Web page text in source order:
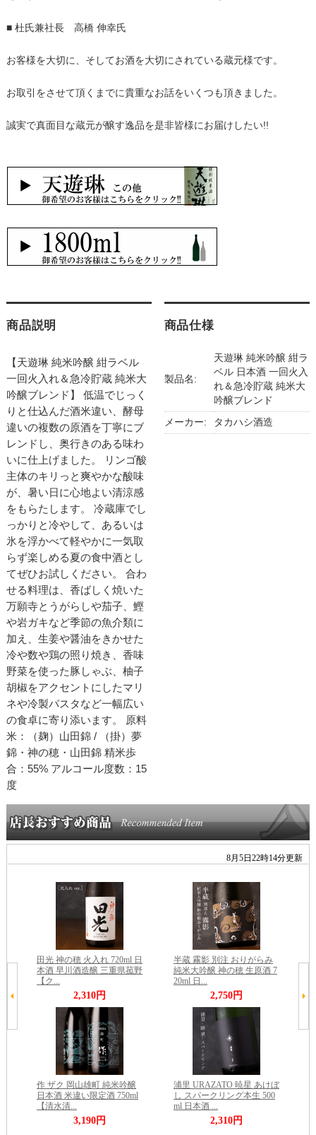
■ 杜氏兼社長 高橋 伸幸氏
お客様を大切に、そしてお酒を大切にされている蔵元様です。
お取引をさせて頂くまでに貴重なお話をいくつも頂きました。
誠実で真面目な蔵元が醸す逸品を是非皆様にお届けしたい!!
商品説明
【天遊琳 純米吟醸 紺ラベル
一回火入れ＆急冷貯蔵 純米大
吟醸ブレンド】 低温でじっく
りと仕込んだ酒米違い、酵母
違いの複数の原酒を丁寧にブ
レンドし、奥行きのある味わ
いに仕上げました。 リンゴ酸
主体のキリっと爽やかな酸味
が、暑い日に心地よい清涼感
をもらたします。 冷蔵庫でし
っかりと冷やして、あるいは
氷を浮かべて軽やかに一気取
らず楽しめる夏の食中酒とし
てぜひお試しください。 合わ
せる料理は、香ばしく焼いた
万願寺とうがらしや茄子、鰹
や岩ガキなど季節の魚介類に
加え、生姜や醤油をきかせた
冷や数や鶏の照り焼き、香味
野菜を使った豚しゃぶ、柚子
胡椒をアクセントにしたマリ
ネや冷製パスタなど一幅広い
の食卓に寄り添います。 原料
米：（麹）山田錦 / （掛）夢
錦・神の穂・山田錦 精米歩
合：55% アルコール度数：15
度
商品仕様
製品名:
天遊琳 純米吟醸 紺ラ
ベル 日本酒 一回火入
れ＆急冷貯蔵 純米大
吟醸ブレンド
メーカー: タカハシ酒造